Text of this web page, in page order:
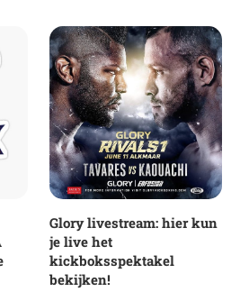
Glory livestream: hier kun
je live het
kickboksspektakel
bekijken!